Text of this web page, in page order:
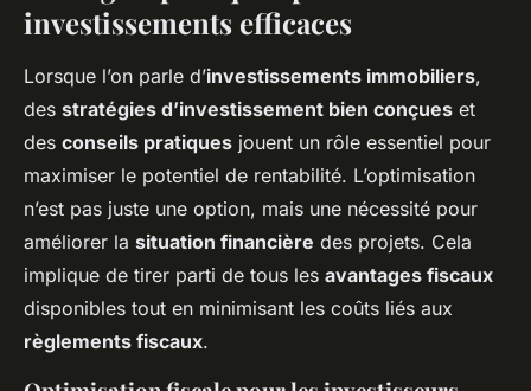
investissements efficaces
Lorsque l’on parle d’investissements immobiliers,
des stratégies d’investissement bien conçues et
des conseils pratiques jouent un rôle essentiel pour
maximiser le potentiel de rentabilité. L’optimisation
n’est pas juste une option, mais une nécessité pour
améliorer la situation financière des projets. Cela
implique de tirer parti de tous les avantages fiscaux
disponibles tout en minimisant les coûts liés aux
règlements fiscaux.